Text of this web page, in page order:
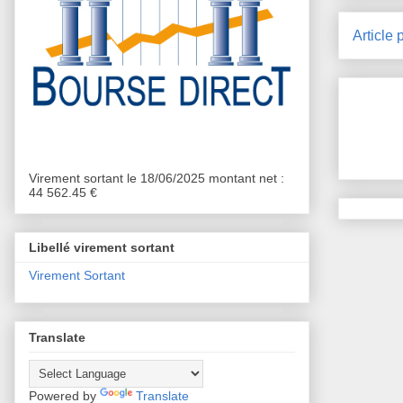
Article
Virement sortant le 18/06/2025 montant net :
44 562.45 €
Libellé virement sortant
Virement Sortant
Translate
Powered by Translate